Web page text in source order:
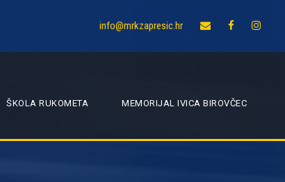
info@mrkzapresic.hr
ŠKOLA RUKOMETA MEMORIJAL IVICA BIROVČEC